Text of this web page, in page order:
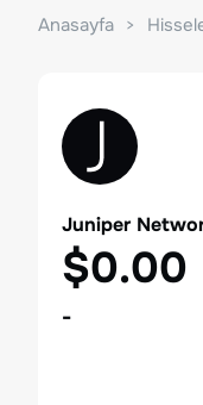
Anasayfa
Juniper
$0.00
-